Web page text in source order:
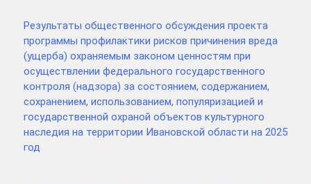
Результаты общественного обсуждения проекта
программы профилактики рисков причинения вреда
(ущерба) охраняемым законом ценностям при
осуществлении федерального государственного
контроля (надзора) за состоянием, содержанием,
сохранением, использованием, популяризацией и
государственной охраной объектов культурного
наследия на территории Ивановской области на 2025
год